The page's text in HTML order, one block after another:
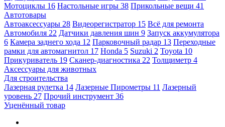
Мотоциклы 16 Настольные игры 38 Прикольные вещи 41
Автотовары
Автоаксессуары 28 Видеорегистратор 15 Всё для ремонта
Автомобиля 22 Датчики давления шин 9 Запуск аккумулятора
6 Камера заднего хода 12 Парковочный радар 13 Переходные
рамки для автомагнитол 17 Honda 5 Suzuki 2 Toyota 10
Прикуриватель 19 Сканер-диагностика 22 Толщиметр 4
Аксессуары для животных
Для строительства
Лазерная рулетка 14 Лазерные Пирометры 11 Лазерный
уровень 27 Прочий инструмент 36
Уценённый товар